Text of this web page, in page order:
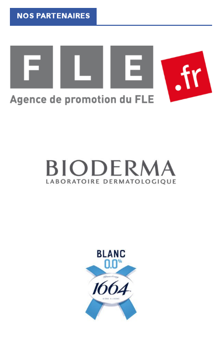
NOS PARTENAIRES